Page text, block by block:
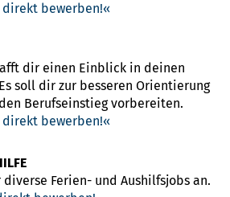
bewerben!
dir einen Einblick in deinen
soll dir zur besseren Orientierung
Berufseinstieg vorbereiten.
bewerben!
Ferien- und Aushilfsjobs an.